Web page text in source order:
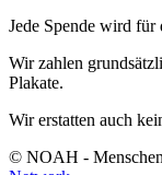
Jede Spende wird für
Wir zahlen
Plakate.
Wir erstatten auch
© NOAH -